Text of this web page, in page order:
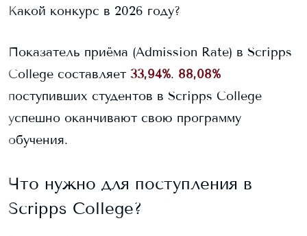
Какой конкурс в 2026 году?
Показатель приёма (Admission Rate) в Scripps
College составляет 33,94%. 88,08%
поступивших студентов в Scripps College
успешно оканчивают свою программу
обучения.
Что нужно для поступления в
Scripps College?